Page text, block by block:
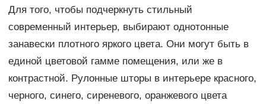
Для того, чтобы подчеркнуть стильный
современный интерьер, выбирают однотонные
занавески плотного яркого цвета. Они могут быть в
единой цветовой гамме помещения, или же в
контрастной. Рулонные шторы в интерьере красного,
черного, синего, сиреневого, оранжевого цвета